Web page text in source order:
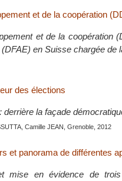
et de la coopération
et de la coopération
en Suisse chargée de
des élections
la façade
Camille JEAN, Grenoble, 2012
et panorama de différentes
mise en évidence de